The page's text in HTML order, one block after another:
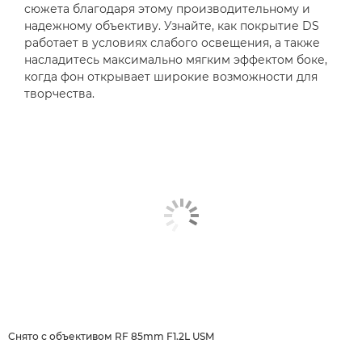
сюжета благодаря этому производительному и
надежному объективу. Узнайте, как покрытие DS
работает в условиях слабого освещения, а также
насладитесь максимально мягким эффектом боке,
когда фон открывает широкие возможности для
творчества.
Снято с объективом RF 85mm F1.2L USM